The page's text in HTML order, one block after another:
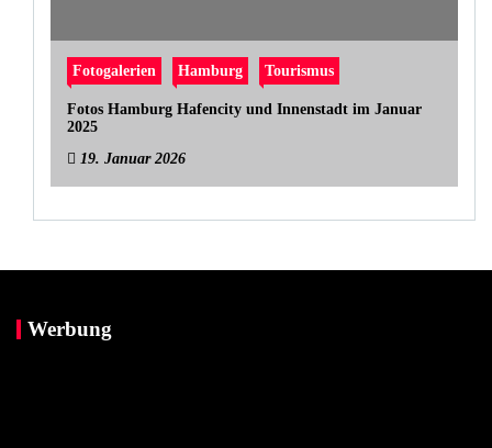
Fotogalerien Hamburg Tourismus
Fotos Hamburg Hafencity und Innenstadt im Januar
2025
19. Januar 2026
Werbung